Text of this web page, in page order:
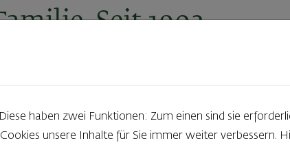
Seit 1902.
haben zwei Funktionen: Zum einen sind sie
unsere Inhalte für Sie immer weiter verbessern.